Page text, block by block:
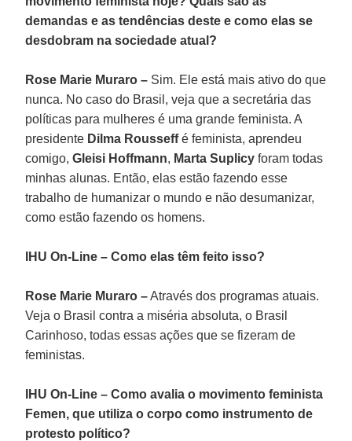
demandas e as tendências deste e como elas se
desdobram na sociedade atual?
Rose Marie Muraro – Sim. Ele está mais ativo do que
nunca. No caso do Brasil, veja que a secretária das
políticas para mulheres é uma grande feminista. A
presidente Dilma Rousseffé feminista, aprendeu
comigo, Gleisi Hoffmann, Marta Suplicy foram todas
minhas alunas. Então, elas estão fazendo esse
trabalho de humanizar o mundo e não desumanizar,
como estão fazendo os homens.
IHU On-Line – Como elas têm feito isso?
Rose Marie Muraro –Através dos programas atuais.
Veja o Brasil contra a miséria absoluta, o Brasil
Carinhoso, todas essas ações que se fizeram de
feministas.
IHU On-Line – Como avalia o movimento feminista
Femen, que utiliza o corpo como instrumento de
protesto político?